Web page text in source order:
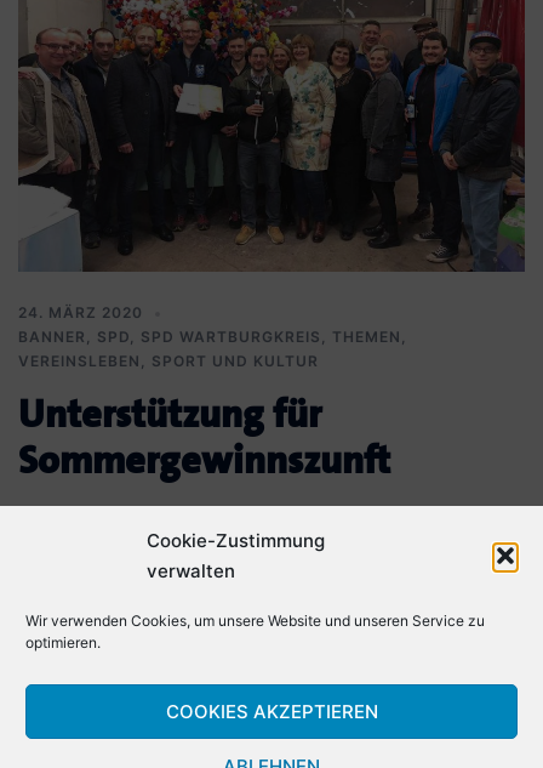
Cookie-Zustimmung
verwalten
Wir verwenden Cookies, um unsere Website und unseren Service zu
optimieren.
COOKIES AKZEPTIEREN
24. MÄRZ 2020
BANNER , SPD, SPD WARTBURGKREIS , THEMEN ,
VEREINSLEBEN, SPORT UND KULTUR
Unterstützung für
Sommergewinnszunft
Für Vereine und Organisationen ist es derzeit keine einfache Zeit.
Alle Veranstaltungen müssen verschoben oder abgesagt werden.